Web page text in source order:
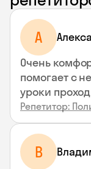
A
Очень
помогает с
уроки
Репетитор:
В